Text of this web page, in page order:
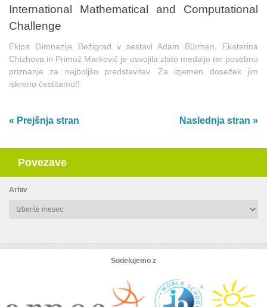
International Mathematical and Computational
Challenge
Ekipa Gimnazije Bežigrad v sestavi Adam Bürmen, Ekaterina
Chizhova in Primož Markovič je osvojila zlato medaljo ter posebno
priznanje za najboljšo predstavitev. Za izjemen dosežek jim
iskreno čestitamo!!
« Prejšnja stran Naslednja stran »
Povezave
Arhiv
Arhiv
Sodelujemo z